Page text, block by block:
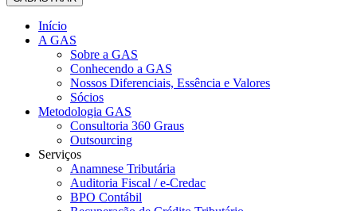
Início
A GAS
Sobre a GAS
Conhecendo a GAS
Nossos Diferenciais, Essência e Valores
Sócios
Metodologia GAS
Consultoria 360 Graus
Outsourcing
Serviços
Anamnese Tributária
Auditoria Fiscal / e-Credac
BPO Contábil